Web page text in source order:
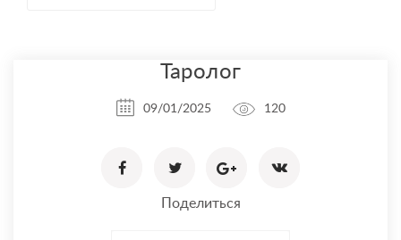
Таролог
09/01/2025 120
Поделиться